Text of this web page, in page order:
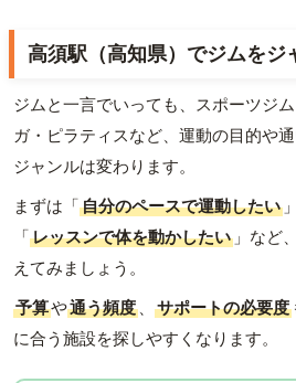
高須駅（高知県）でジムをジ
ジムと一言でいっても、スポーツジ
ガ・ピラティスなど、運動の目的や
ジャンルは変わります。
まずは「自分のペースで運動したい
「レッスンで体を動かしたい 」など
えてみましょう。
予算や通う頻度 、 サポートの必要度
に合う施設を探しやすくなります。